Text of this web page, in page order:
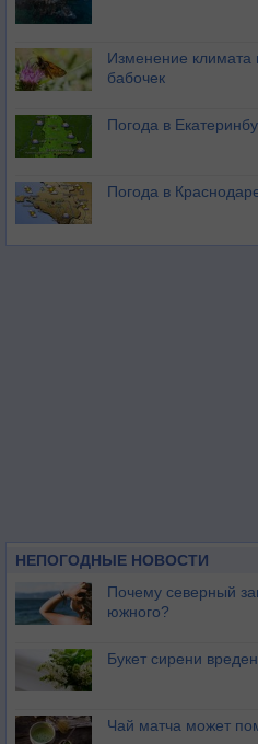
Изменение климата
бабочек
Погода в
Погода в
НЕПОГОДНЫЕ НОВОСТИ
Почему северный
южного?
Букет сирени
Чай матча может